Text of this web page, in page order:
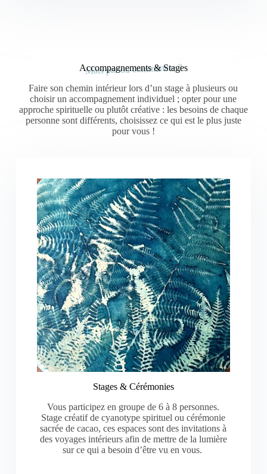
Mais par où commencer ?
Accompagnements & Stages
Faire son chemin intérieur lors d’un stage à plusieurs ou
choisir un accompagnement individuel ; opter pour une
approche spirituelle ou plutôt créative : les besoins de chaque
personne sont différents, choisissez ce qui est le plus juste
pour vous !
Stages & Cérémonies
Vous participez en groupe de 6 à 8 personnes.
Stage créatif de cyanotype spirituel ou cérémonie
sacrée de cacao, ces espaces sont des invitations à
des voyages intérieurs afin de mettre de la lumière
sur ce qui a besoin d’être vu en vous.